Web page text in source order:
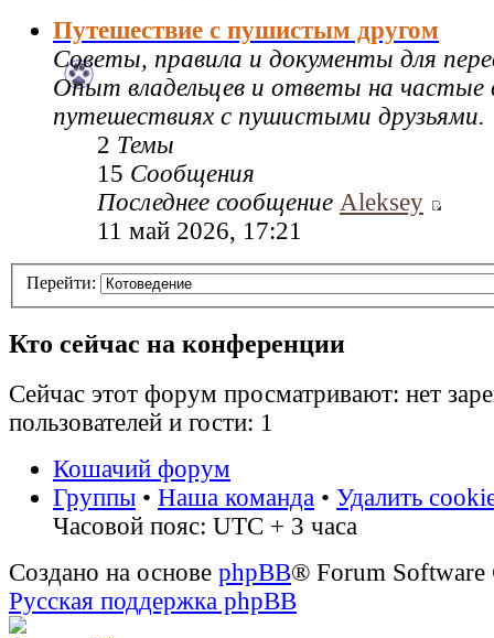
Путешествие с пушистым другом
Советы, правила и документы для
Опыт владельцев и ответы на частые
путешествиях с пушистыми друзьями.
2 Темы
15 Сообщения
Последнее сообщение Aleksey
11 май 2026, 17:21
Перейти:
Кто сейчас на конференции
Сейчас этот форум просматривают: нет
пользователей и гости: 1
Кошачий форум
Группы • Наша команда • Удалить
Часовой пояс: UTC + 3 часа
Создано на основе phpBB® Forum
Русская поддержка phpBB